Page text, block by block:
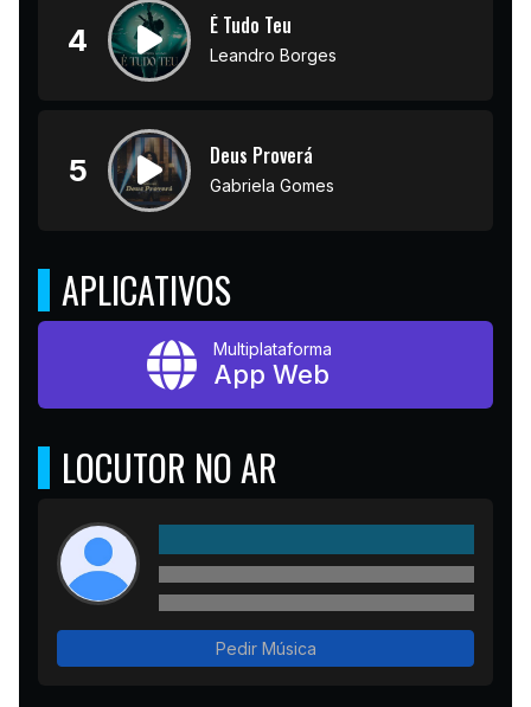
4 É Tudo Teu
Leandro Borges
5 Deus Proverá
Gabriela Gomes
APLICATIVOS
Multiplataforma
App Web
LOCUTOR NO AR
Pedir Música